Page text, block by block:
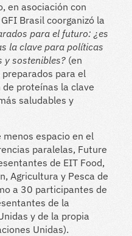
en asociación con
Brasil coorganizó la
para el futuro: ¿es
la clave para políticas
y sostenibles? (en
para el
proteínas la clave
saludables y
menos espacio en el
paralelas, Future
de EIT Food,
Agricultura y Pesca de
a 30 participantes de
de la
y de la propia
Unidas).